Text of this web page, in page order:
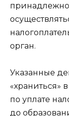
орган.
Указанные
«храниться»
по уплате
до